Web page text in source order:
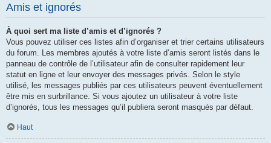
Amis et ignorés
À quoi sert ma liste d’amis et d’ignorés ?
Vous pouvez utiliser ces listes afin d’organiser et trier certains utilisateurs
du forum. Les membres ajoutés à votre liste d’amis seront listés dans le
panneau de contrôle de l’utilisateur afin de consulter rapidement leur
statut en ligne et leur envoyer des messages privés. Selon le style
utilisé, les messages publiés par ces utilisateurs peuvent éventuellement
être mis en surbrillance. Si vous ajoutez un utilisateur à votre liste
d’ignorés, tous les messages qu’il publiera seront masqués par défaut.
Haut